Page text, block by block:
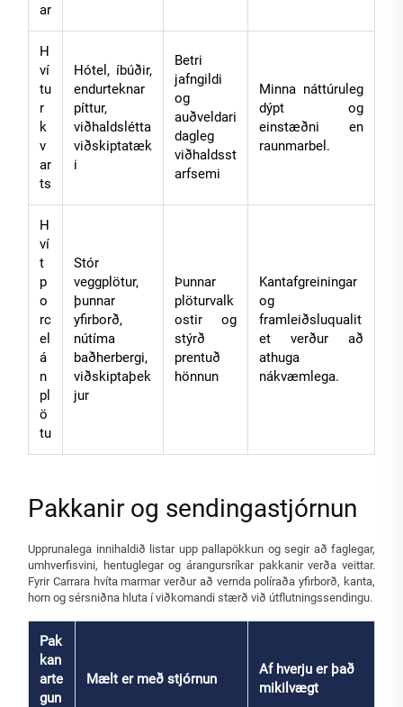
ar
H
ví
tu
r
k
v
ar
ts
Hótel, íbúðir,
endurteknar
píttur,
viðhaldslétta
viðskiptatæk
i
Betri
jafngildi
og
auðveldari
dagleg
viðhaldsst
arfsemi
Minna náttúruleg
dýpt og
einstæðni en
raunmarbel.
H
ví
t
p
o
rc
el
á
n
pl
ö
tu
Stór
veggplötur,
þunnar
yfirborð,
nútíma
baðherbergi,
viðskiptaþek
jur
Þunnar
plöturvalk
ostir og
stýrð
prentuð
hönnun
Kantafgreiningar
og
framleiðsluqualit
et verður að
athuga
nákvæmlega.
Pakkanir og sendingastjórnun
Upprunalega innihaldið listar upp pallapökkun og segir að faglegar,
umhverfisvini, hentuglegar og árangursríkar pakkanir verða veittar.
Fyrir Carrara hvíta marmar verður að vernda políraða yfirborð, kanta,
horn og sérsniðna hluta í viðkomandi stærð við útflutningssendingu.
Pak
kan
arte
gun
Mælt er með stjórnun
Af hverju er það
mikilvægt